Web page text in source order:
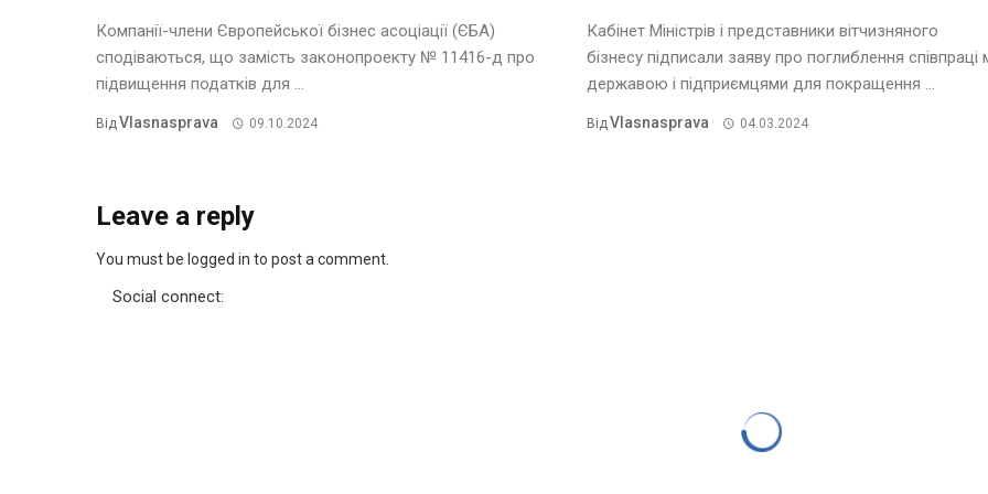
Компанії-члени Європейської бізнес асоціації (ЄБА)
сподіваються, що замість законопроекту № 11416-д про
підвищення податків для ...
ВідVlasnasprava 09.10.2024
Кабінет Міністрів і представники вітчизняного
бізнесу підписали заяву про поглиблення співпраці
державою і підприємцями для покращення ...
ВідVlasnasprava 04.03.2024
Leave a reply
You must be logged in to post a comment.
Social connect: